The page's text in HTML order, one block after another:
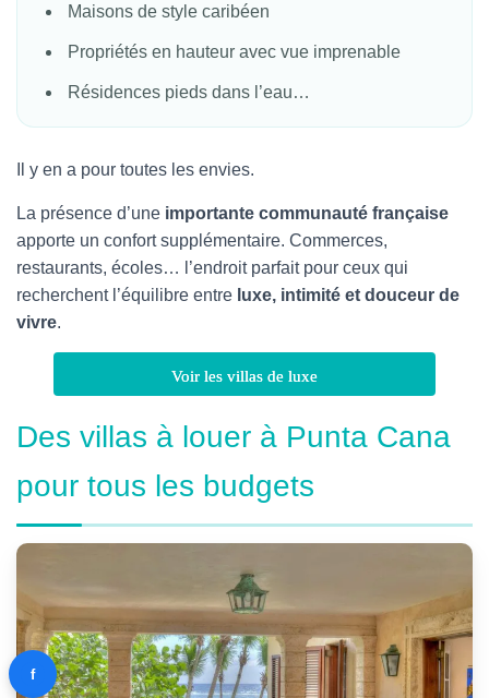
Maisons de style caribéen
Propriétés en hauteur avec vue imprenable
Résidences pieds dans l’eau…
Il y en a pour toutes les envies.
La présence d’une importante communauté française
apporte un confort supplémentaire. Commerces,
restaurants, écoles… l’endroit parfait pour ceux qui
recherchent l’équilibre entre luxe, intimité et douceur de
vivre.
Voir les villas de luxe
Des villas à louer à Punta Cana
pour tous les budgets
f